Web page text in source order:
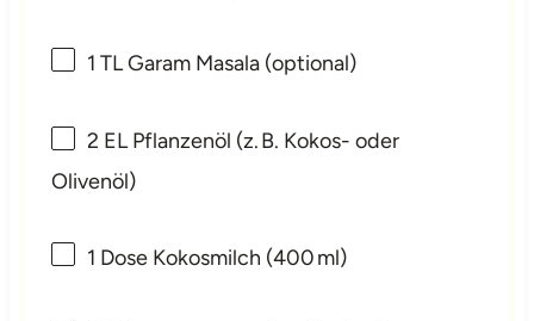
1 TL Garam Masala (optional)
2 EL Pflanzenöl (z. B. Kokos- oder
Olivenöl)
1 Dose Kokosmilch (400 ml)